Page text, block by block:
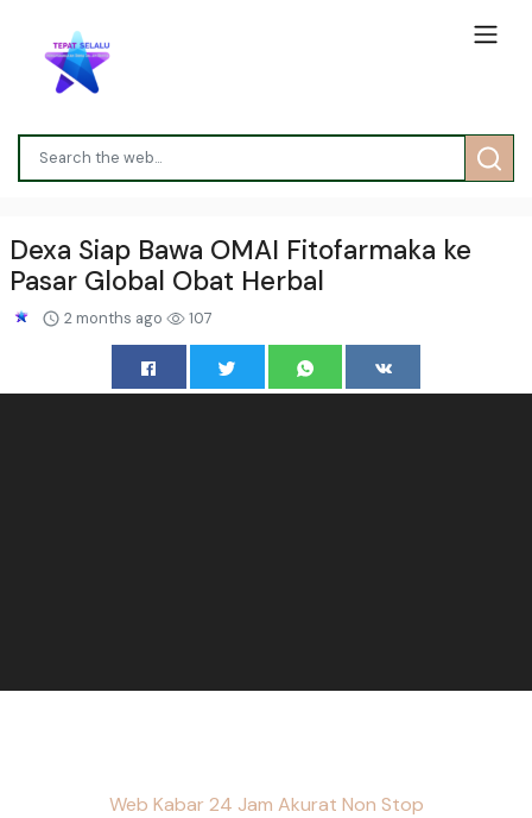
Dexa Siap Bawa OMAI Fitofarmaka ke
Pasar Global Obat Herbal
2 months ago 107
Web Kabar 24 Jam Akurat Non Stop